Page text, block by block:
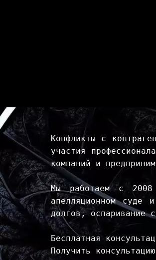
Конфликты с
участия
компаний и
Мы работаем с 2008
апелляционном суде
долгов, оспаривание
Бесплатная
Получить